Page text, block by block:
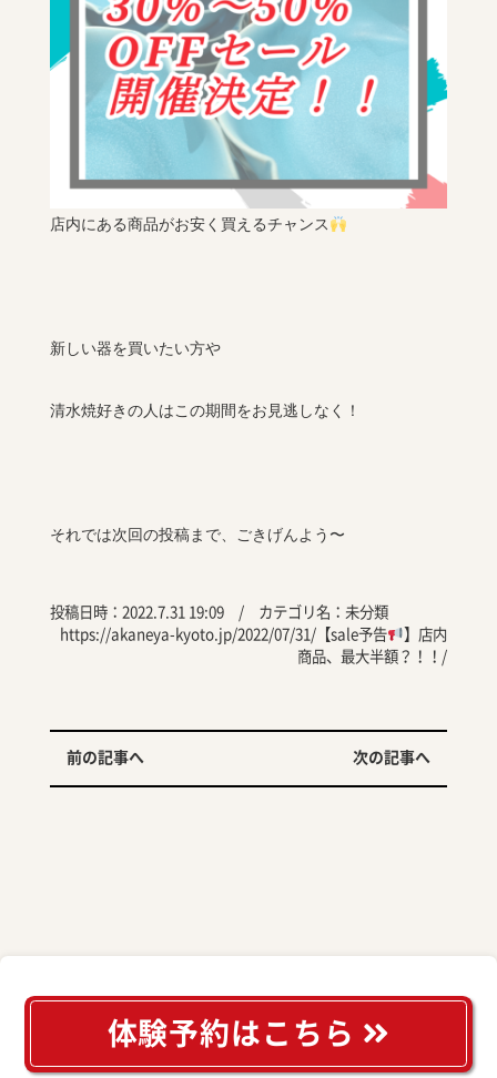
体験予約はこちら
店内にある商品がお安く買えるチャンス
新しい器を買いたい方や
清水焼好きの人はこの期間をお見逃しなく！
それでは次回の投稿まで、ごきげんよう〜
投稿日時：2022.7.31 19:09 / カテゴリ名： 未分類
https://akaneya-kyoto.jp/2022/07/31/【sale予告
】店内
商品、最大半額？！！/
前の記事へ 次の記事へ